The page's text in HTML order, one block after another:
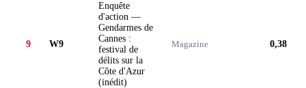
9 W9
Enquête
d'action —
Gendarmes de
Cannes :
festival de
délits sur la
Côte d'Azur
(inédit)
Magazine 0,38 M